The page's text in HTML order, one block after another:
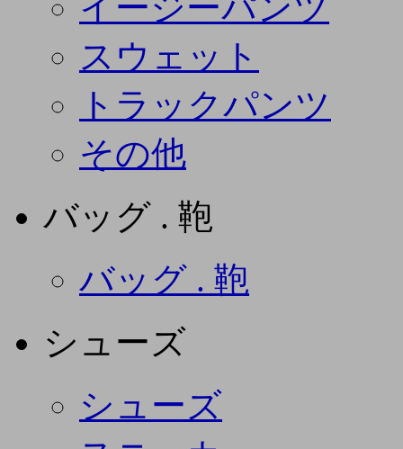
イージーパンツ
スウェット
トラックパンツ
その他
バッグ . 鞄
バッグ . 鞄
シューズ
シューズ